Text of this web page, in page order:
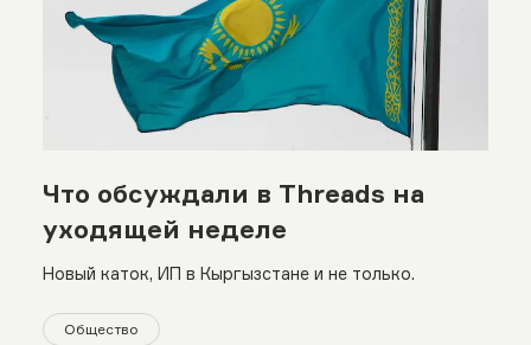
Что обсуждали в Threads на
уходящей неделе
Новый каток, ИП в Кыргызстане и не только.
Общество